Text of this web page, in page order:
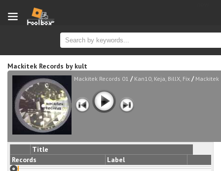
Mackitek Records by kult
Mackitek Records 01 / Kan10, Keja, BillX, Fix / Mackitek
Title
Records
Label